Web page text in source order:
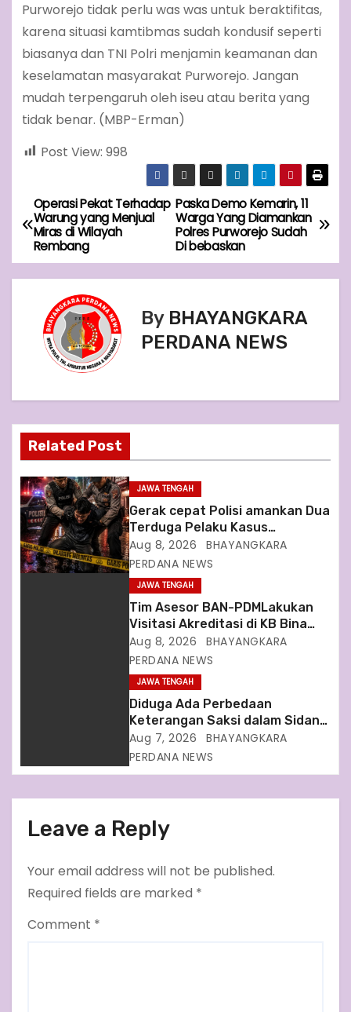
Purworejo tidak perlu was was untuk beraktifitas,
karena situasi kamtibmas sudah kondusif seperti
biasanya dan TNI Polri menjamin keamanan dan
keselamatan masyarakat Purworejo. Jangan
mudah terpengaruh oleh iseu atau berita yang
tidak benar. (MBP-Erman)
Post View: 998
P
o
s
v
g
a
t
i
Paska Demo Kemarin, 11
Warga Yang Diamankan
Polres Purworejo Sudah
Di bebaskan
Operasi Pekat Terhadap
Warung yang Menjual
Miras di Wilayah
Rembang
By BHAYANGKARA
PERDANA NEWS
Related Post
JAWA TENGAH
Gerak cepat Polisi amankan Dua
Terduga Pelaku Kasus
Perampokan Counter HP Royal
Phone di Ambarawa
Aug 8, 2026
BHAYANGKARA
PERDANA NEWS
JAWA TENGAH
Tim Asesor BAN-PDMLakukan
Visitasi Akreditasi di KB Bina
Damai
Aug 8, 2026
BHAYANGKARA
PERDANA NEWS
JAWA TENGAH
Diduga Ada Perbedaan
Keterangan Saksi dalam Sidang
Dugaan Pinjaman Fiktif KSSPS
Nur Insani, Kuasa Hukum
Terdakwa Soroti Fakta
Aug 7, 2026
BHAYANGKARA
PERDANA NEWS
Leave a Reply
Your email address will not be published.
Required fields are marked *
Comment *